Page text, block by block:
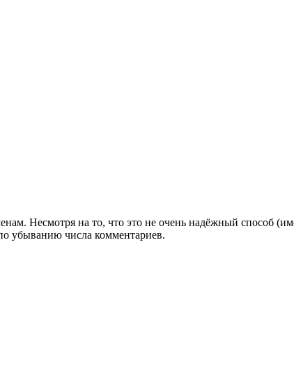
Несмотря на то, что это не очень надёжный способ
убыванию числа комментариев.